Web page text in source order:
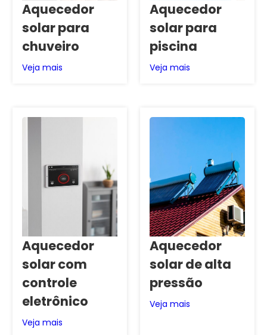
Aquecedor
solar para
chuveiro
Veja mais
Aquecedor
solar para
piscina
Veja mais
Aquecedor
solar com
controle
eletrônico
Veja mais
Aquecedor
solar de alta
pressão
Veja mais